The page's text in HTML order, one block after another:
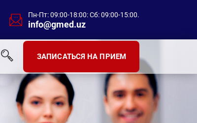
Пн-Пт: 09:00-18:00: Сб: 09:00-15:00.
info@gmed.uz
ЗАПИСАТЬСЯ НА ПРИЕМ